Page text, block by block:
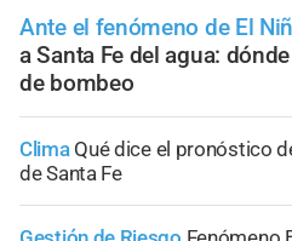
Ante el fenómeno de El
a Santa Fe del agua:
de bombeo
Clima Qué dice el pronóstico
de Santa Fe